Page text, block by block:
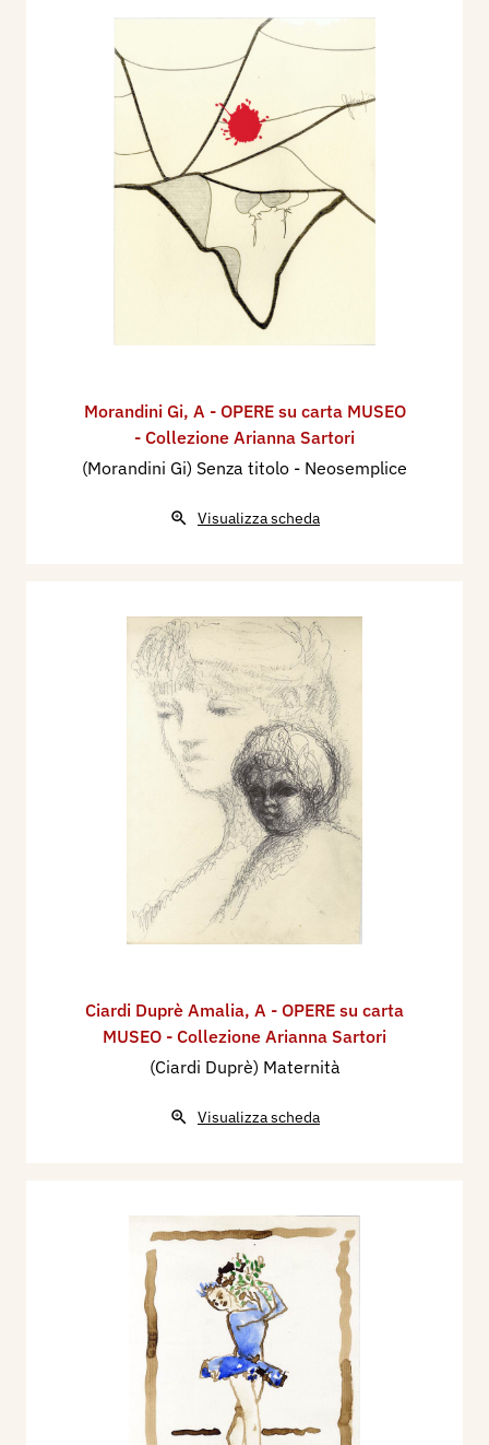
Morandini Gi, A - OPERE su carta MUSEO
- Collezione Arianna Sartori
(Morandini Gi) Senza titolo - Neosemplice
Visualizza scheda
Ciardi Duprè Amalia, A - OPERE su carta
MUSEO - Collezione Arianna Sartori
(Ciardi Duprè) Maternità
Visualizza scheda